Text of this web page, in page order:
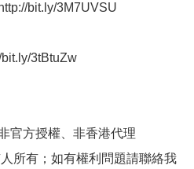
bit.ly/3M7UVSU
3tBtuZw
官方授權、非香港代理
所有；如有權利問題請聯絡我